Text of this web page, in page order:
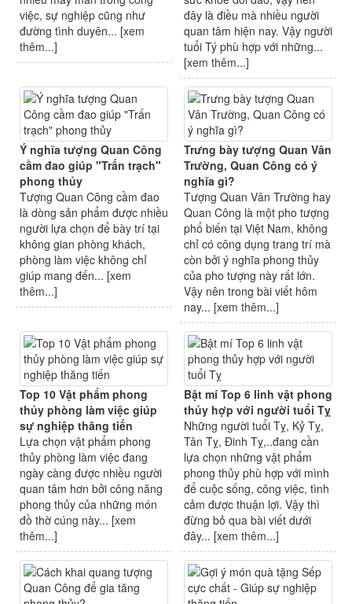
việc, sự nghiệp cũng như
đường tình duyên... [xem
thêm...]
đây là điều mà nhiều người
quan tâm hiện nay. Vậy người
tuổi Tý phù hợp với những...
[xem thêm...]
Ý nghĩa tượng Quan Công
cầm đao giúp "Trấn trạch"
phong thủy
Tượng Quan Công cầm đao
là dòng sản phẩm được nhiều
người lựa chọn để bày trí tại
không gian phòng khách,
phòng làm việc không chỉ
giúp mang đến... [xem
thêm...]
Trưng bày tượng Quan Vân
Trường, Quan Công có ý
nghĩa gì?
Tượng Quan Vân Trường hay
Quan Công là một pho tượng
phổ biến tại Việt Nam, không
chỉ có công dụng trang trí mà
còn bởi ý nghĩa phong thủy
của pho tượng này rất lớn.
Vậy nên trong bài viết hôm
nay... [xem thêm...]
Top 10 Vật phẩm phong
thủy phòng làm việc giúp
sự nghiệp thăng tiến
Lựa chọn vật phẩm phong
thủy phòng làm việc đang
ngày càng được nhiều người
quan tâm hơn bởi công năng
phong thủy của những món
đồ thờ cúng này... [xem
thêm...]
Bật mí Top 6 linh vật phong
thủy hợp với người tuổi Tỵ
Những người tuổi Tỵ, Kỷ Tỵ,
Tân Tỵ, Đinh Tỵ,..đang cần
lựa chọn những vật phẩm
phong thủy phù hợp với mình
để cuộc sống, công việc, tình
cảm được thuận lợi. Vậy thì
đừng bỏ qua bài viết dưới
đây... [xem thêm...]